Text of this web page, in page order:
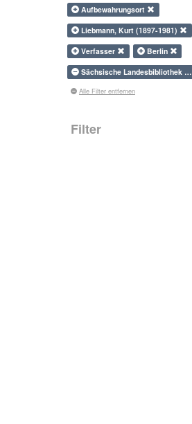
Aufbewahrungsort
Liebmann, Kurt (1897-1981)
Verfasser
Berlin
Sächsische Landesbibliothek …
Alle Filter entfernen
Filter